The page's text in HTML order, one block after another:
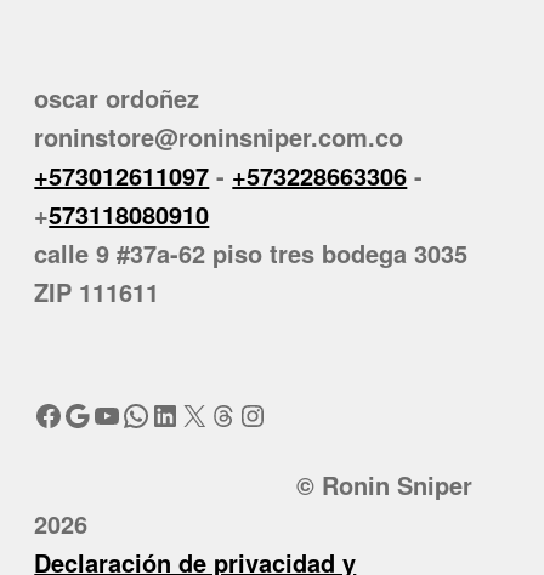
oscar ordoñez
roninstore@roninsniper.com.co
+573012611097 - +573228663306 -
+573118080910
calle 9 #37a-62 piso tres bodega 3035
ZIP 111611
Facebook
Google
YouTube
WhatsApp
LinkedIn
X Threads
Instagram
© Ronin Sniper
2026
Declaración de privacidad y